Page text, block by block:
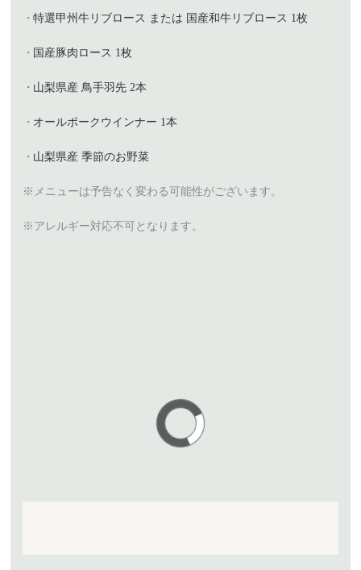
特選甲州牛リブロース または 国産和牛リブロース 1枚
国産豚肉ロース 1枚
山梨県産 鳥手羽先 2本
オールポークウインナー 1本
山梨県産 季節のお野菜
※メニューは予告なく変わる可能性がございます。
※アレルギー対応不可となります。